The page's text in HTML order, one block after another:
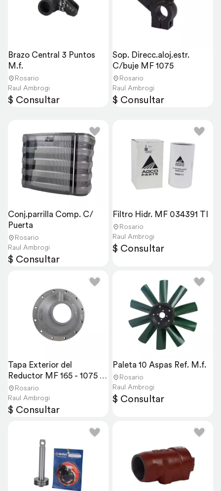
Brazo Central 3 Puntos
M.f.
Rosario
Raul Ambrogi
$ Consultar
Sop. Direcc.aloj.estr.
C/buje MF 1075
Rosario
Raul Ambrogi
$ Consultar
Conj.parrilla Comp. C/
Puerta
Rosario
Raul Ambrogi
$ Consultar
Filtro Hidr. MF 034391 TI
Rosario
Raul Ambrogi
$ Consultar
Tapa Exterior del
Reductor MF 165 - 1075 -
1175Rosario
Raul Ambrogi
$ Consultar
Paleta 10 Aspas Ref. M.f.
Rosario
Raul Ambrogi
$ Consultar